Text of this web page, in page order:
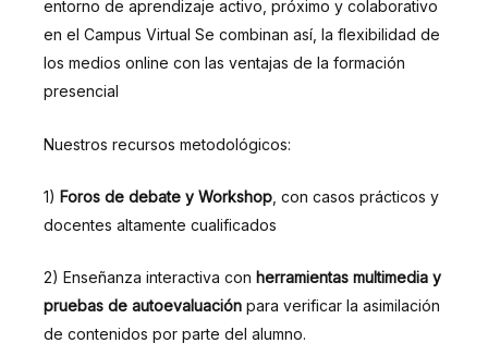
entorno de aprendizaje activo, próximo y colaborativo
en el Campus Virtual Se combinan así, la flexibilidad de
los medios online con las ventajas de la formación
presencial
Nuestros recursos metodológicos:
1) Foros de debate y Workshop , con casos prácticos y
docentes altamente cualificados
2) Enseñanza interactiva con herramientas multimedia y
pruebas de autoevaluación para verificar la asimilación
de contenidos por parte del alumno.